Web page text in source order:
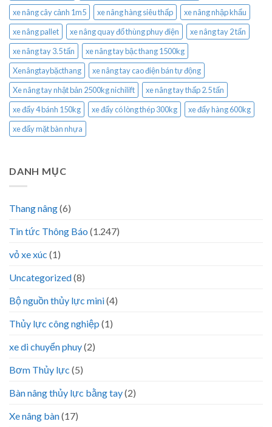
xe nâng cây cảnh 1m5
xe nâng hàng siêu thấp
xe nâng nhập khẩu
xe nâng pallet
xe nâng quay đổ thùng phuy điện
xe nâng tay 2 tấn
xe nâng tay 3.5 tấn
xe nâng tay bậc thang 1500kg
Xenângtaybặcthang
xe nâng tay cao điện bán tự động
Xe nâng tay nhật bản 2500kg nichilift
xe nâng tay thấp 2.5 tấn
xe đẩy 4 bánh 150kg
xe đẩy có lòng thép 300kg
xe đẩy hàng 600kg
xe đẩy mặt bàn nhựa
DANH MỤC
Thang nâng(6)
Tin tức Thông Báo (1.247)
vỏ xe xúc (1)
Uncategorized(8)
Bộ nguồn thủy lực mini(4)
Thủy lực công nghiệp (1)
xe di chuyển phuy(2)
Bơm Thủy lực (5)
Bàn nâng thủy lực bằng tay(2)
Xe nâng bàn(17)